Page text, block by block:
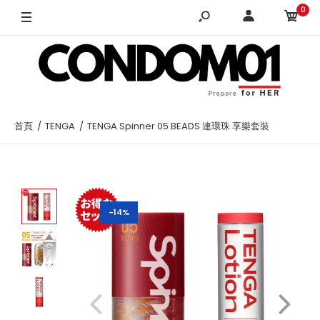
0
首頁 TENGA TENGA Spinner 05 BEADS 連環珠 享樂套裝
-14%